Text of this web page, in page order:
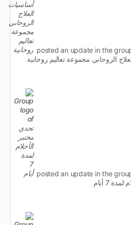
الروحاني مجموعة تعاليم روحانية
7 أيام